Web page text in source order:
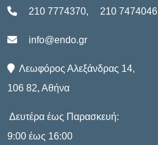
210 7774370, 210 7474046
info@endo.gr
Λεωφόρος Αλεξάνδρας 14,
106 82, Αθήνα
Δευτέρα έως Παρασκευή:
9:00 έως 16:00